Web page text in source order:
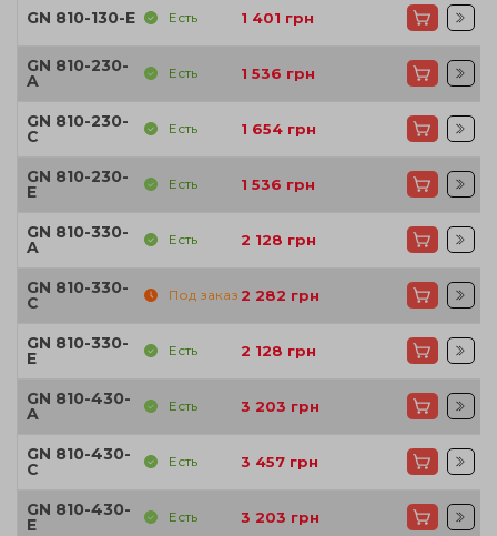
GN 810-130-E Есть 1 401 грн
GN 810-230-
A Есть 1 536 грн
GN 810-230-
C Есть 1 654 грн
GN 810-230-
E Есть 1 536 грн
GN 810-330-
A Есть 2 128 грн
GN 810-330-
C Под заказ 2 282 грн
GN 810-330-
E Есть 2 128 грн
GN 810-430-
A Есть 3 203 грн
GN 810-430-
C Есть 3 457 грн
GN 810-430-
E Есть 3 203 грн